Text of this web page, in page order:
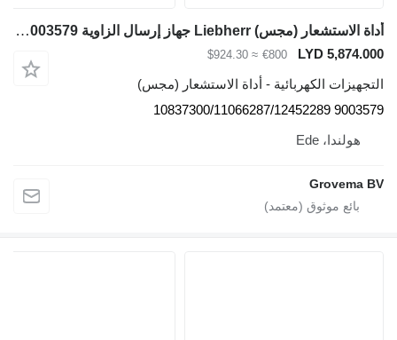
أداة الاستشعار (مجس) Liebherr جهاز إرسال الزاوية 9003579 لـ حفارة Liebherr R926 COMP ,R926 K-LC, R946 LC, R946 LC-V ,R946 NLC, R946 S-HD, R950 LC-V
LYD 5,874.000
€800
≈ $924.30
التجهيزات الكهربائية - أداة الاستشعار (مجس)
9003579 10837300/11066287/12452289
هولندا، Ede
Grovema BV